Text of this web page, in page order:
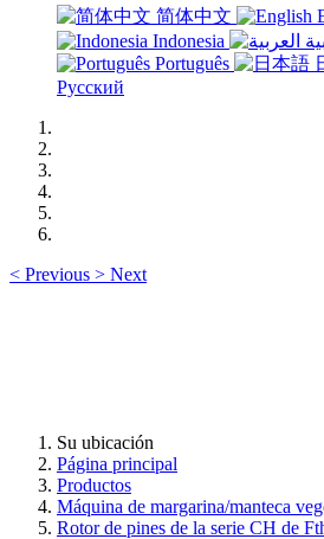
简体中文
Indonesia
Português
Русский
< Previous > Next
Su ubicación
Página principal
Productos
Máquina de margarina/manteca
Rotor de pines de la serie CH de